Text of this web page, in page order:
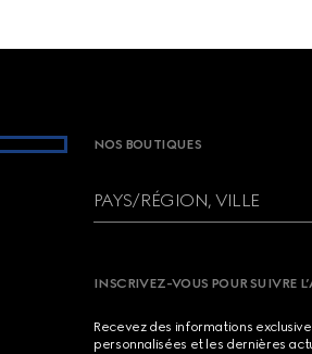
NOS BOUTIQUES
PAYS/RÉGION, VILLE
INSCRIVEZ-VOUS POUR SUIVRE
Recevez des informations
personnalisées et les dernières